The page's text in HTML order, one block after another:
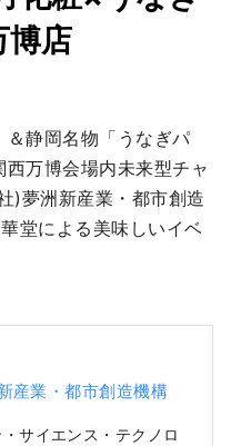
博店
静岡名物「うなぎパ
万博会場内未来型チャ
)夢洲新産業・都市創造
堂による美味しいイベ
産業・都市創造機構
・サイエンス・テクノロ